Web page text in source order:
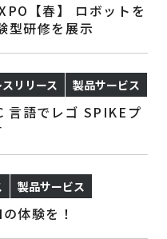
【春】 ロボットを
型研修を展示
リリース 製品サービス
言語でレゴ SPIKEプ
製品サービス
体験を！